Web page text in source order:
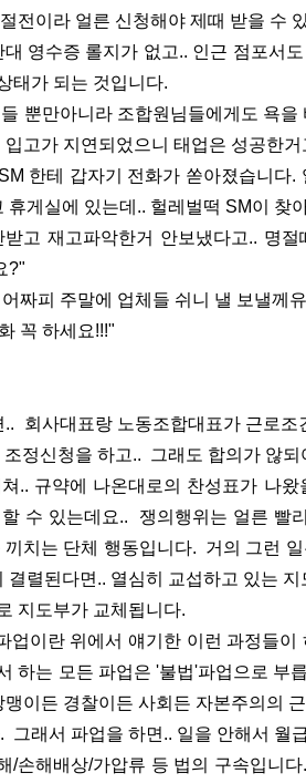
전이라 얼른 신청해야 제때 받을 수
영수증 롤지가 없고.. 인근 점포서
태가 되는 것입니다.
뿐만아니라 조합원님들에게도 욕
고가 지연되었으니 태업은 성공한
한테 갑자기 전화가 쏟아졌습니다
휴게실에 있는데.. 헐레벌떡 SM이 찾
고 재고파악한거 안보냈다고.. 명
?"
짜피 주말에 업체들 쉬니 낼 보낼께
꼭 하세요!!!"
회사대표랑 노동조합대표가 근로
조정신청을 하고.. 그래도 합의가 않
.. 규약에 나온대로의 찬성표가 나
수 있는데요.. 쟁의행위는 얼른 빨
끼치는 단체 행동입니다. 거의 그런
결렬된다면.. 열심히 교섭하고 있는
지도부가 교체됩니다.
업이란 위에서 얘기한 이런 과정들
하는 모든 파업은 '불법'파업으로 부
맹이든 경찰이든 사회든 자본주의의
그래서 파업을 하면.. 일을 안해서 월
/손해배상/가압류 등 법의 구속입니